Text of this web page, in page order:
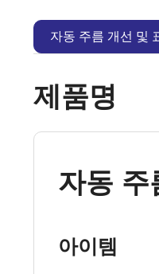
자동 주름 개선 및
제품명
자동 주
아이템